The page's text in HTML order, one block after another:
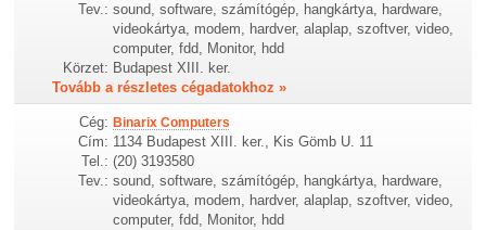
Tev.: sound, software, számítógép, hangkártya, hardware,
videokártya, modem, hardver, alaplap, szoftver, video,
computer, fdd, Monitor, hdd
Körzet: Budapest XIII. ker.
Tovább a részletes cégadatokhoz »
Cég: Binarix Computers
Cím: 1134 Budapest XIII. ker., Kis Gömb U. 11
Tel.: (20) 3193580
Tev.: sound, software, számítógép, hangkártya, hardware,
videokártya, modem, hardver, alaplap, szoftver, video,
computer, fdd, Monitor, hdd